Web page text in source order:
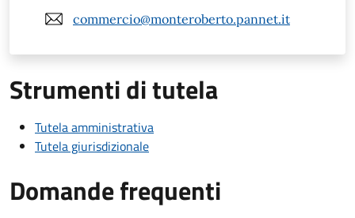
commercio@monteroberto.pannet.it
Strumenti di tutela
Tutela amministrativa
Tutela giurisdizionale
Domande frequenti